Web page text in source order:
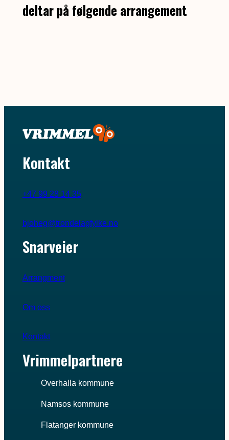
deltar på følgende arrangement
Kontakt
+47 99 28 14 35
bjoheg@trondelagfylke.no
Snarveier
Arrangment
Om oss
Kontakt
Vrimmelpartnere
Overhalla kommune
Namsos kommune
Flatanger kommune